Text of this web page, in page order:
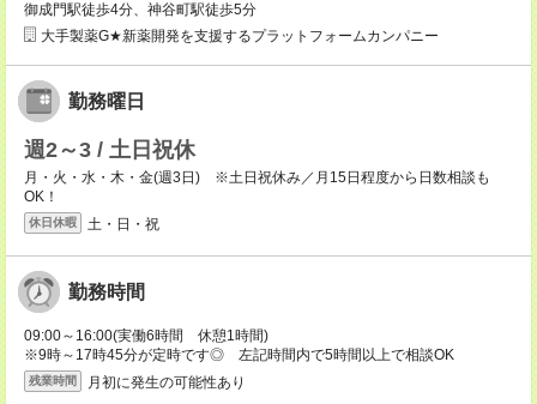
御成門駅徒歩4分、神谷町駅徒歩5分
大手製薬G★新薬開発を支援するプラットフォームカンパニー
勤務曜日
週2～3 / 土日祝休
月・火・水・木・金(週3日) ※土日祝休み／月15日程度から日数相談も
OK！
休日休暇 土・日・祝
勤務時間
09:00～16:00(実働6時間 休憩1時間)
※9時～17時45分が定時です◎ 左記時間内で5時間以上で相談OK
残業時間 月初に発生の可能性あり